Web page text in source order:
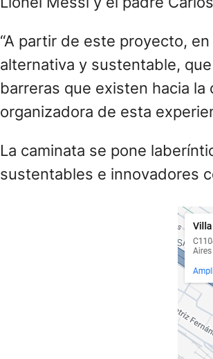
sustentables e innovadores